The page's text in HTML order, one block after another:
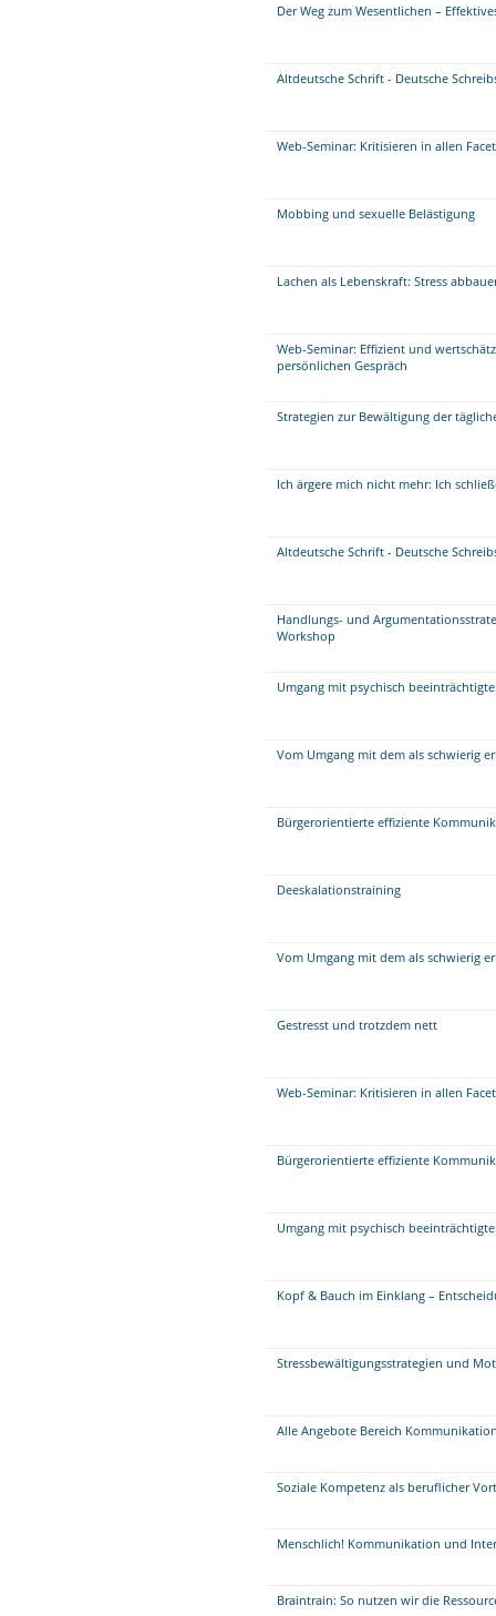
Der Weg zum Wesentlichen –
Altdeutsche Schrift - Deutsche
Web-Seminar: Kritisieren in allen
Mobbing und sexuelle Belästigung
Lachen als Lebenskraft: Stress
Web-Seminar: Effizient und
persönlichen Gespräch
Strategien zur Bewältigung der
Ich ärgere mich nicht mehr: Ich
Altdeutsche Schrift - Deutsche
Handlungs- und
Workshop
Umgang mit psychisch
Vom Umgang mit dem als schwierig
Bürgerorientierte effiziente
Deeskalationstraining
Vom Umgang mit dem als schwierig
Gestresst und trotzdem nett
Web-Seminar: Kritisieren in allen
Bürgerorientierte effiziente
Umgang mit psychisch
Kopf & Bauch im Einklang –
Stressbewältigungsstrategien und
Alle Angebote Bereich
Soziale Kompetenz als beruflicher
Menschlich! Kommunikation und
Braintrain: So nutzen wir die